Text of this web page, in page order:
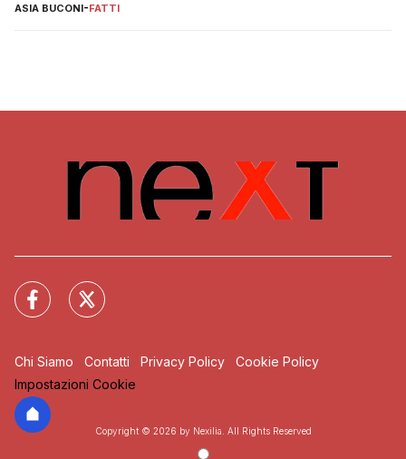
ASIA BUCONI-FATTI
Chi Siamo Contatti Privacy Policy
Cookie Policy
Impostazioni Cookie
Copyright © 2026 by Nexilia. All Rights Reserved